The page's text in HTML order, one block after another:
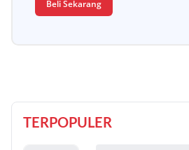
Beli Sekarang
TERPOPULER